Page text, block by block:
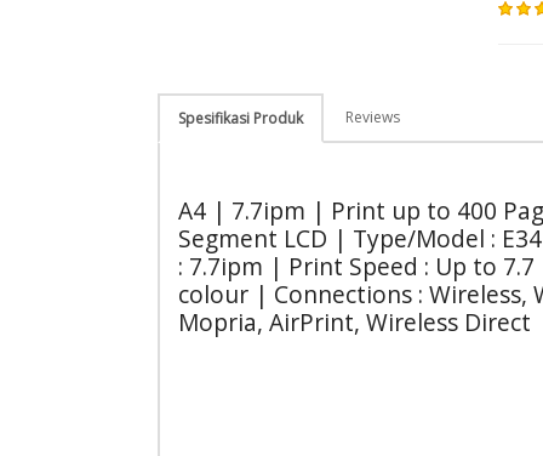
Spesifikasi Produk Reviews
A4 | 7.7ipm | Print up to 400
Segment LCD | Type/Model :
: 7.7ipm | Print Speed : Up to
colour | Connections : Wireless,
Mopria, AirPrint, Wireless Direct